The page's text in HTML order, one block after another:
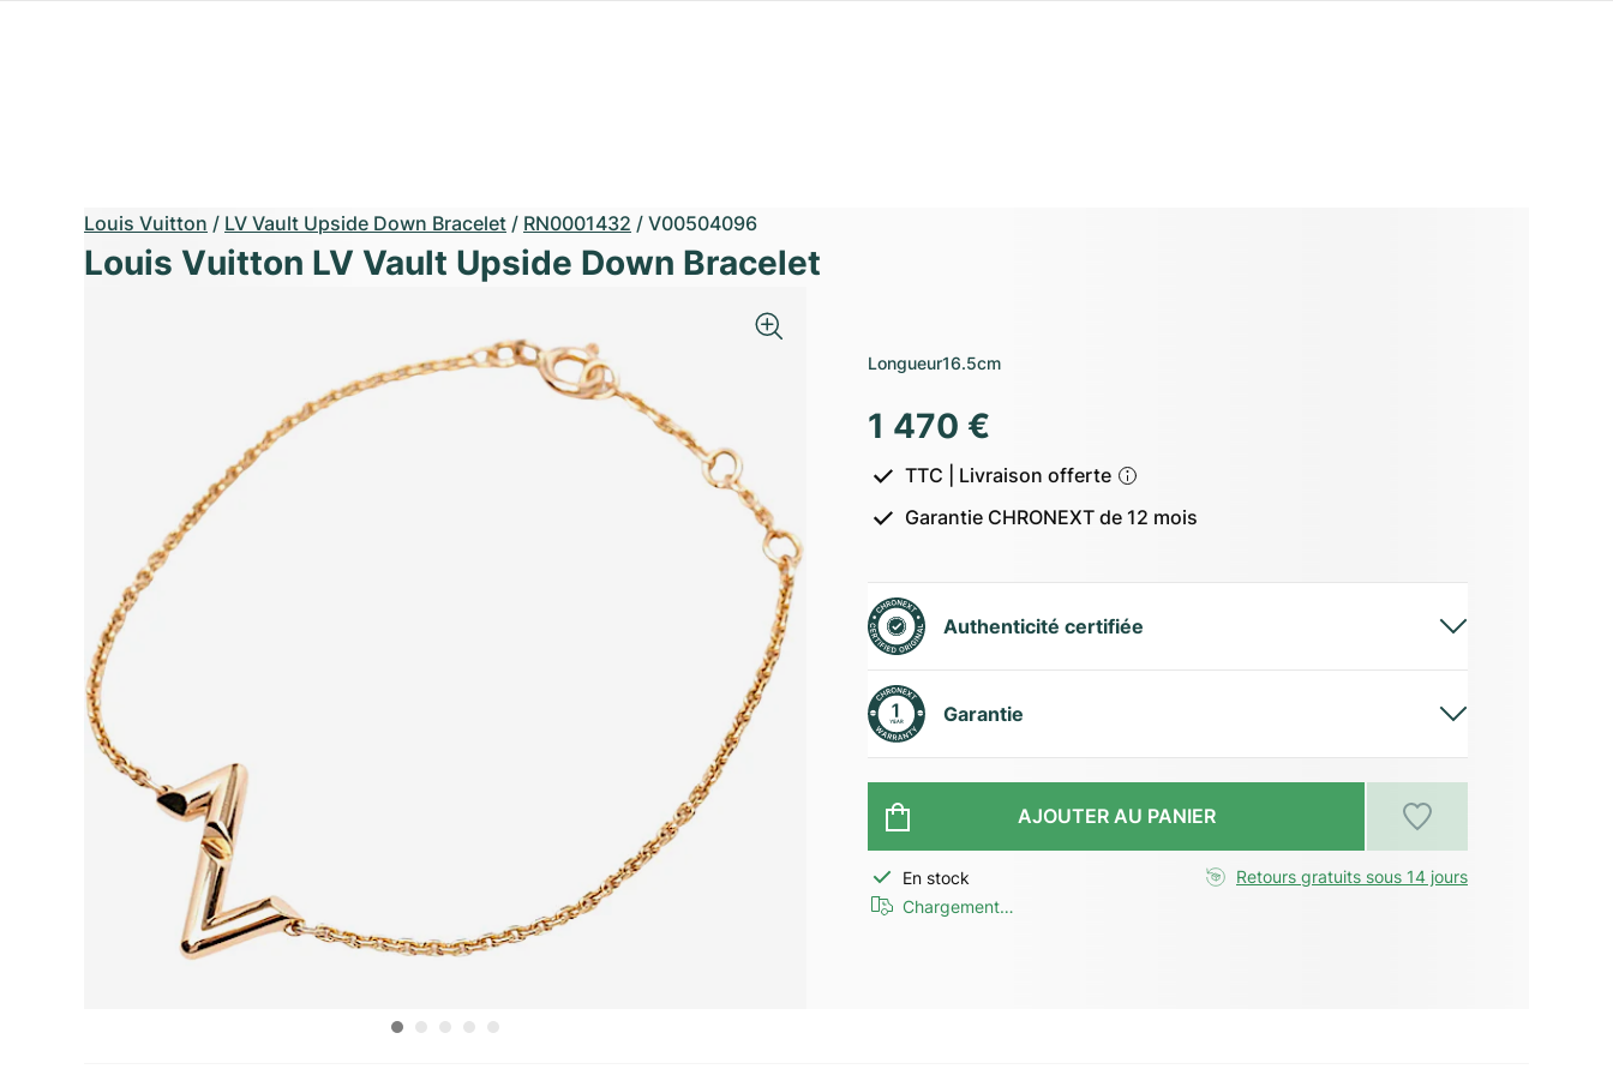
Louis Vuitton / LV Vault Upside Down Bracelet / RN0001432 / V00504096
Louis Vuitton LV Vault Upside Down Bracelet
Longueur16.5cm
1 470 €
TTC | Livraison offerte
Garantie CHRONEXT de 12 mois
Authenticité certifiée
Garantie
AJOUTER AU PANIER
En stock
Chargement…
Retours gratuits sous 14 jours